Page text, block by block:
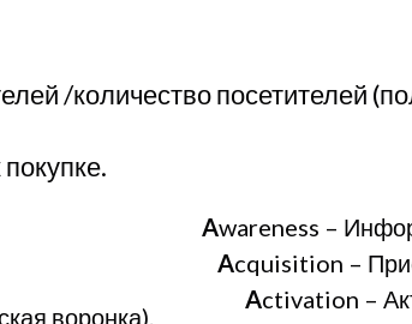
/количество посетителей
воронка).
Awareness –
Acquisition –
Activation –